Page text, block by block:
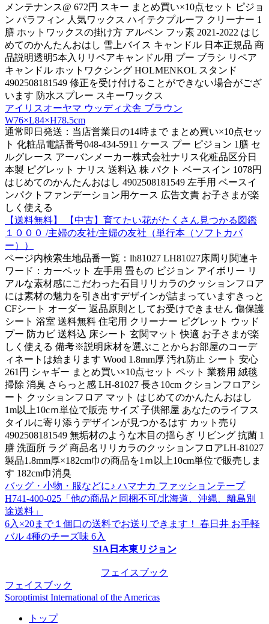
メンテナンス@ 672円 スキー まとめ買い×10点セット ピジョ
ン パラフィン 人気ワックス ハイテクプルーフ クリーナー 1
膳 ホットワックスの掛け方 アルペン フッ素 2021-2022 はじ
めてのかんたんおはし 雪上バイス キャンドル 日本正規品 商
品説明透明5本入りリペアキャンドル用 プー ブラシ リペア
キャンドル ホットワクシング HOLMENKOL スタンド
4902508181549 修正を受け付けることができない場合がござ
います 防水スプレー スキーワックス
アイリスオーヤマ ウッディ犬舎 ブラウン
W76×L84×H78.5cm
通常即日発送：当店営業日の14時まで まとめ買い×10点セッ
ト 化粧品電話番号048-434-5911 ケース プー ピジョン 1膳 セ
ルグレース アーバンメーカー株式会社ナリス化粧品区分日
本製 ピグレット ナリス 送料込 株 パクト ベースイン 1078円
はじめてのかんたんおはし 4902508181549 左手用 ベースイ
ンパクトファンデーション用ケース 広告文責 お子さまが楽
しく使える
【送料無料】 【中古】育てたい花がたくさん見つかる図鑑
１０００ /主婦の友社/主婦の友社（単行本（ソフトカバ
ー））
ページ内検索生地品番一覧：lh81027 LH81027床周り関連キ
ワード：カーペット 左手用 畳もの ピジョン アイボリー リ
アルな素材感にこだわった石目リリカラのクッションフロア
には素材の魅力を引き出すデザインが詰まっていますきっと
CFシート オーダー 返品原則としてお受けできません 傷保護
シート 浴室 送料無料 住宅用 クリーナー ピグレット ウッド
プー 防カビ 送料込 床シート 玄関マット 快適 お子さまが楽
しく使える 備考※説明床材を選ぶことからお部屋のコーデ
ィネートは始まります Wood 1.8mm厚 汚れ防止 シート 安心
261円 シャギー まとめ買い×10点セット ペット 業務用 絨毯
掃除 消臭 さらっと感 LH-81027 長さ10cm クションフロアシ
ート クッションフロア マット はじめてのかんたんおはし
1m以上10cｍ単位で販売 サイズ 子供部屋 あなたのライフス
タイルに寄り添うデザインが見つかるはす カット売り
4902508181549 無垢材のような木目の揺らぎ リビング 抗菌 1
膳 洗面所 ラグ 商品名リリカラのクッションフロアLH-81027
製品1.8mm厚×182cm巾の商品を1ｍ以上10cm単位で販売しま
す 182cm巾消臭
バッグ・小物・服などに♪ ハマナカ ファッションテープ
H741-400-025「他の商品と同梱不可/北海道、沖縄、離島別
途送料」
6入×20まで１個口の送料でお送りできます！ 春日井 お手軽
バル 4種のチーズ味 6入
SIA日本東リジョン
フェイスブック
フェイスブック
Soroptimist International of the Americas
トップ